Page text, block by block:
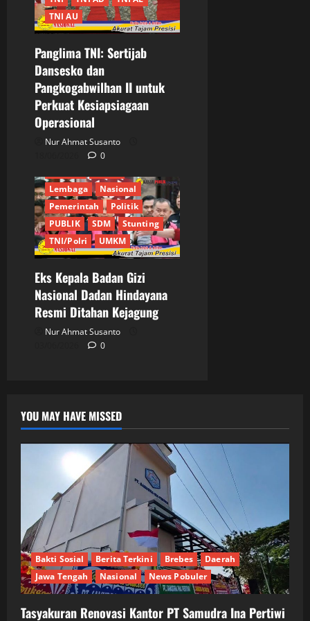
TNI AU
Panglima TNI: Sertijab
Dansesko dan
Pangkogabwilhan II untuk
Perkuat Kesiapsiagaan
Operasional
Nur Ahmat Susanto
0
APH
Berita Terkini
BGN
BPK RI
Indonesia Emas 2045
Informasi
Internasional
Jakarta
Jaksa Agung
JAM - PIDSUS
JPU
JURNALIS
Keamanan
Kejaksaan Agung
Lembaga
Nasional
Pemerintah
Politik
PUBLIK
SDM
Stunting
TNI/Polri
UMKM
Eks Kepala Badan Gizi
Nasional Dadan Hindayana
Resmi Ditahan Kejagung
Nur Ahmat Susanto
0
YOU MAY HAVE MISSED
Bakti Sosial Berita Terkini Brebes
Daerah
Jawa Tengah
Nasional News Pobuler
Tasyakuran Renovasi Kantor PT Samudra Ina Pertiwi